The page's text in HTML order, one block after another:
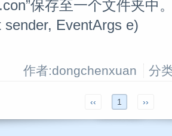
保存至一个文件夹中
sender, EventArgs
作者:dongchenxuan
分
‹‹ 1 ››